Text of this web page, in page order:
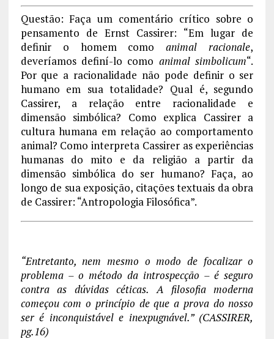
Questão: Faça um comentário crítico sobre o
pensamento de Ernst Cassirer: “Em lugar de
definir o homem comoanimal racionale,
deveríamos definí-lo como animal simbolicum“.
Por que a racionalidade não pode definir o ser
humano em sua totalidade? Qual é, segundo
Cassirer, a relação entre racionalidade e
dimensão simbólica? Como explica Cassirer a
cultura humana em relação ao comportamento
animal? Como interpreta Cassirer as experiências
humanas do mito e da religião a partir da
dimensão simbólica do ser humano? Faça, ao
longo de sua exposição, citações textuais da obra
de Cassirer: “Antropologia Filosófica”.
“Entretanto, nem mesmo o modo de focalizar o
problema – o método da introspecção – é seguro
contra as dúvidas céticas. A filosofia moderna
começou com o princípio de que a prova do nosso
ser é inconquistável e inexpugnável.” (CASSIRER,
pg.16)